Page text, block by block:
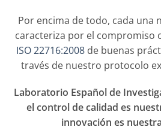
Por encima de todo, cada una
caracteriza por el compromiso
ISO 22716:2008 de buenas
través de nuestro protocolo
Laboratorio Español de
el control de calidad es
innovación es